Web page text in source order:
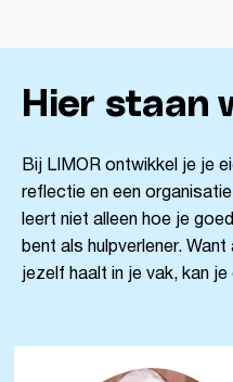
Hier staan
Bij LIMOR ontwikkel je je
reflectie en een
leert niet alleen hoe je
bent als hulpverlener.
jezelf haalt in je vak, kan